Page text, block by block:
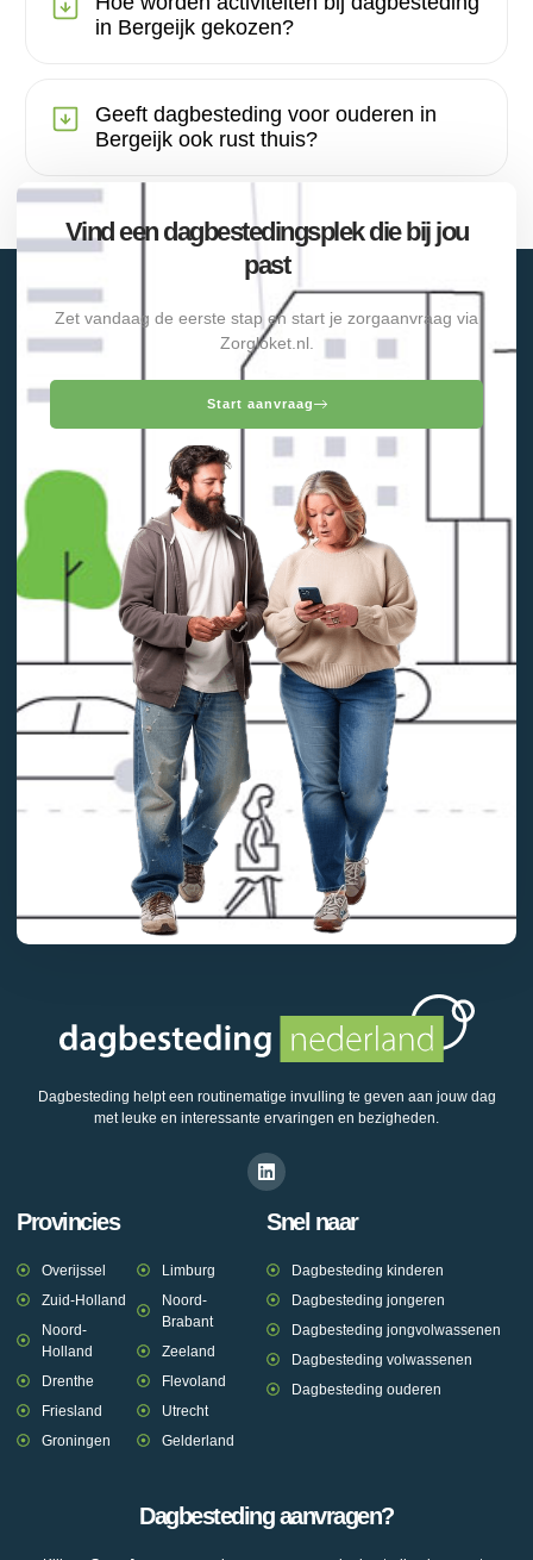
in Bergeijk gekozen?
Geeft dagbesteding voor ouderen in
Bergeijk ook rust thuis?
Vind een dagbestedingsplek die bij jou
past
Zet vandaag de eerste stap en start je zorgaanvraag via
Zorgloket.nl.
Start aanvraag
Dagbesteding helpt een routinematige invulling te geven aan jouw dag
met leuke en interessante ervaringen en bezigheden.
Provincies
Overijssel
Zuid-Holland
Noord-
Holland
Drenthe
Friesland
Groningen
Limburg
Noord-
Brabant
Zeeland
Flevoland
Utrecht
Gelderland
Snel naar
Dagbesteding kinderen
Dagbesteding jongeren
Dagbesteding jongvolwassenen
Dagbesteding volwassenen
Dagbesteding ouderen
Dagbesteding aanvragen?